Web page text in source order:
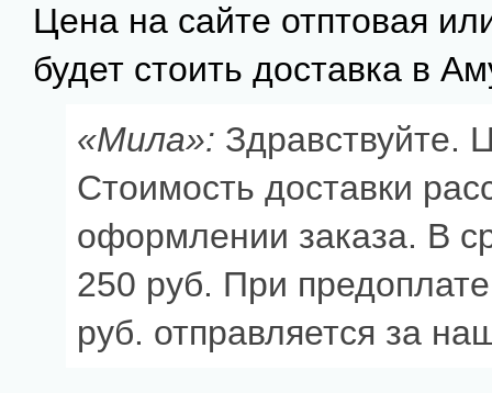
Цена на сайте отптовая
будет стоить доставка в
«Мила»: Здравствуйте.
Стоимость доставки
оформлении заказа. В
250 руб. При
руб. отправляется за